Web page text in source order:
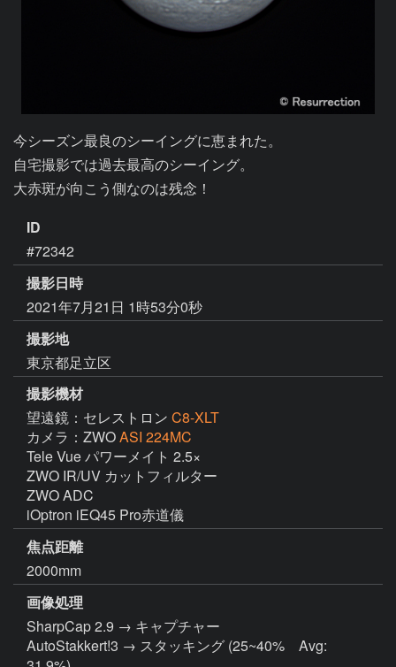
今シーズン最良のシーイングに恵まれた。
自宅撮影では過去最高のシーイング。
大赤斑が向こう側なのは残念！
ID
#72342
撮影日時
2021年7月21日 1時53分0秒
撮影地
東京都足立区
撮影機材
望遠鏡：セレストロン C8-XLT
カメラ：ZWOASI 224MC
Tele Vue パワーメイト 2.5×
ZWO IR/UV カットフィルター
ZWO ADC
iOptron iEQ45 Pro赤道儀
焦点距離
2000mm
画像処理
SharpCap 2.9 → キャプチャー
AutoStakkert!3 → スタッキング (25~40%　Avg: